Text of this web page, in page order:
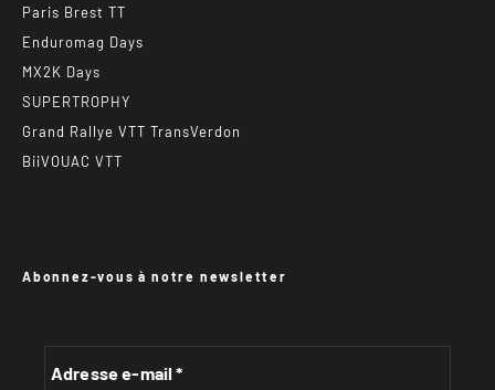
Paris Brest TT
Enduromag Days
MX2K Days
SUPERTROPHY
Grand Rallye VTT TransVerdon
BiiVOUAC VTT
Abonnez-vous à notre newsletter